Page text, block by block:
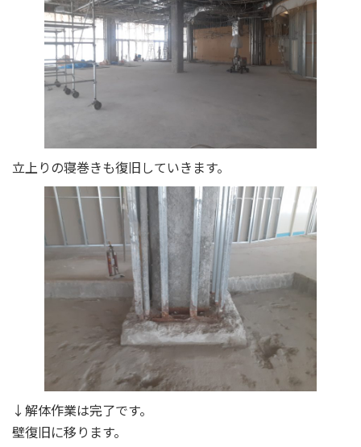
立上りの寝巻きも復旧していきます。
↓解体作業は完了です。
壁復旧に移ります。